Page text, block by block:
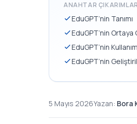
ANAHTAR ÇIKARIMLAR
EduGPT’nin Tanımı
EduGPT’nin Ortaya
EduGPT’nin
EduGPT’nin
5 Mayıs 2026Yazan: Bora